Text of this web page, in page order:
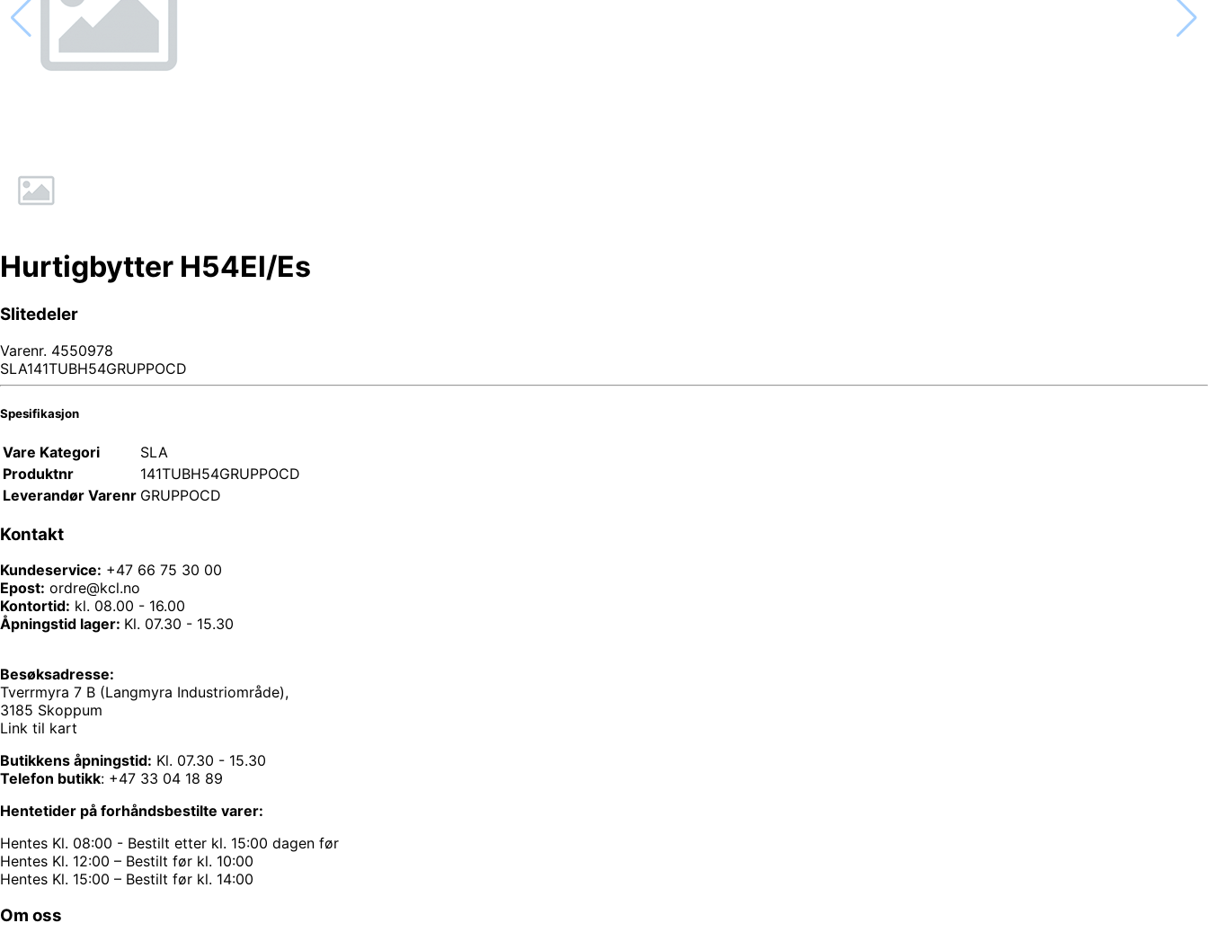
Hurtigbytter H54El/Es
Slitedeler
Varenr. 4550978
SLA141TUBH54GRUPPOCD
Spesifikasjon
Vare Kategori
SLA
Produktnr
141TUBH54GRUPPOCD
Leverandør Varenr GRUPPOCD
Kontakt
Kundeservice: +47 66 75 30 00
Epost: ordre@kcl.no
Kontortid: kl. 08.00 - 16.00
Åpningstid lager: Kl. 07.30 - 15.30
Besøksadresse:
Tverrmyra 7 B (Langmyra Industriområde),
3185 Skoppum
Link til kart
Butikkens åpningstid: Kl. 07.30 - 15.30
Telefon butikk: +47 33 04 18 89
Hentetider på forhåndsbestilte varer:
Hentes Kl. 08:00 - Bestilt etter kl. 15:00 dagen før
Hentes Kl. 12:00 – Bestilt før kl. 10:00
Hentes Kl. 15:00 – Bestilt før kl. 14:00
Om oss